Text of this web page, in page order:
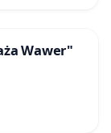
Wawer"